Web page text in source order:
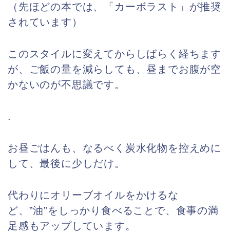
（先ほどの本では、「カーボラスト」が推奨
されています）
このスタイルに変えてからしばらく経ちます
が、ご飯の量を減らしても、昼までお腹が空
かないのが不思議です。
.
お昼ごはんも、なるべく炭水化物を控えめに
して、最後に少しだけ。
代わりにオリーブオイルをかけるな
ど、”油”をしっかり食べることで、食事の満
足感もアップしています。